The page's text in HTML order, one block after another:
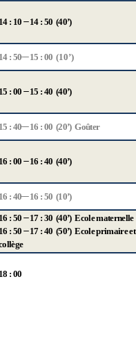
14 : 1014 : 50 (40’)
14 : 50 15 : 00 (10’)
15 : 0015 : 40 (40’)
15 : 40 16 : 00 (20’) Goûter
16 : 0016 : 40 (40’)
16 : 40 16 : 50 (10’)
16 : 5017 : 30 (40’) Ecole maternelle
16 : 5017 : 40 (50’) Ecole primaire et
ège
18 : 00